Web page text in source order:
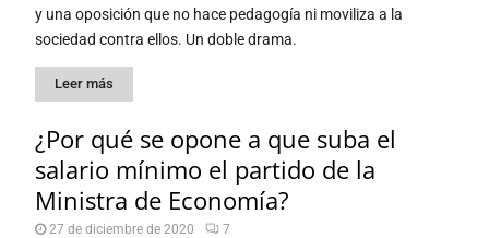
y una oposición que no hace pedagogía ni moviliza a la
sociedad contra ellos. Un doble drama.
Leer más
¿Por qué se opone a que suba el
salario mínimo el partido de la
Ministra de Economía?
27 de diciembre de 2020 7